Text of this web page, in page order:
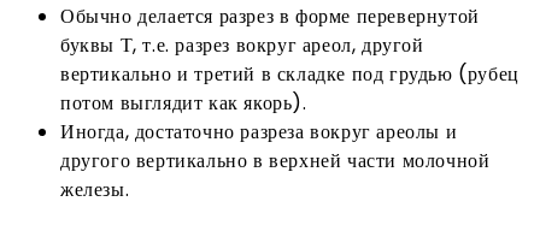
Обычно делается разрез в форме перевернутой
буквы Т, т.е. разрез вокруг ареол, другой
вертикально и третий в складке под грудью (рубец
потом выглядит как якорь).
Иногда, достаточно разреза вокруг ареолы и
другого вертикально в верхней части молочной
железы.